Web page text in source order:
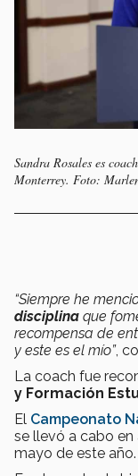
Sandra Rosales es
Monterrey. Foto:
“Siempre he
disciplina que
recompensa de
y este es el mío”,
La coach fue
y Formación
El Campeonato
se llevó a cabo en
mayo de este año.